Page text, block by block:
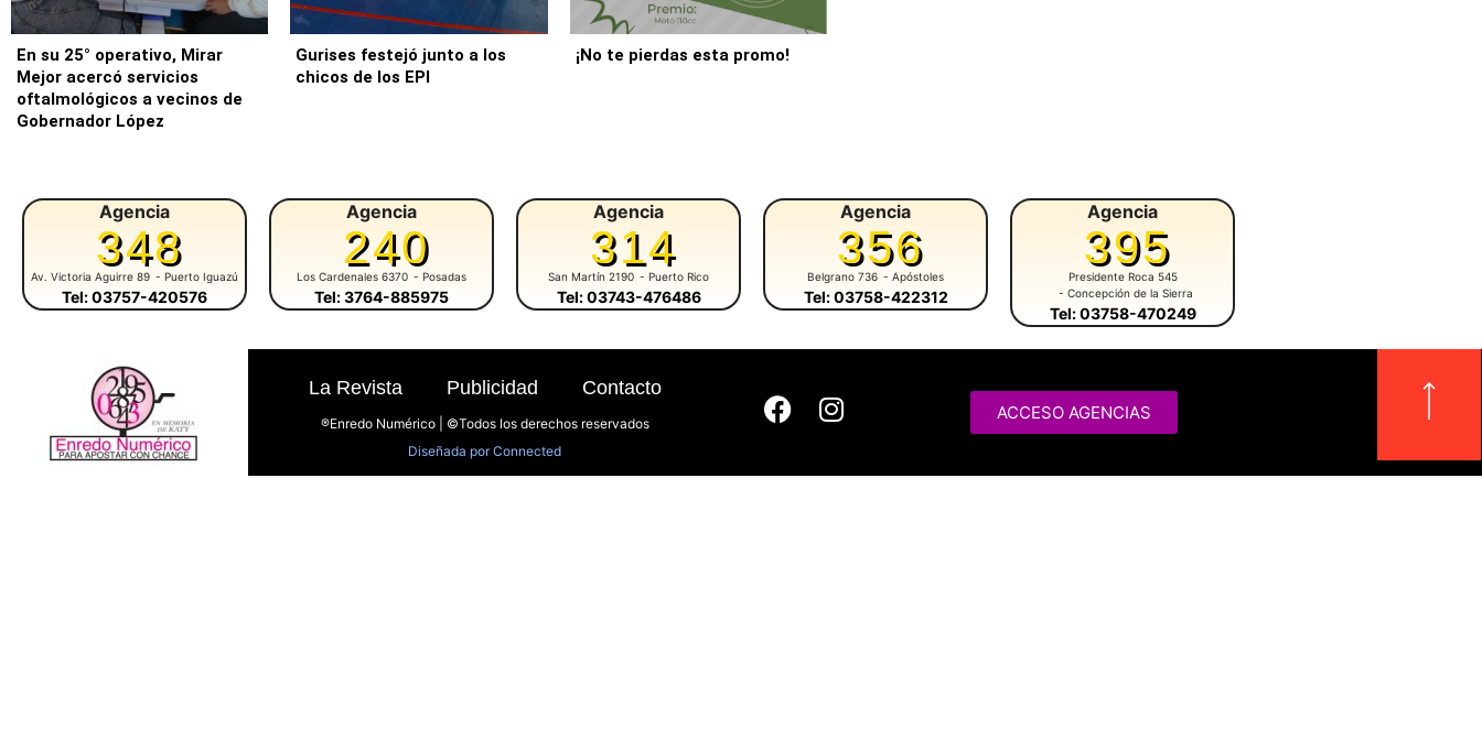
En su 25° operativo, Mirar
Mejor acercó servicios
oftalmológicos a vecinos de
Gobernador López
Gurises festejó junto a los
chicos de los EPI
¡No te pierdas esta promo!
Agencia
348
Av. Victoria Aguirre 89 - Puerto Iguazú
Tel: 03757-420576
Agencia
240
Los Cardenales 6370 - Posadas
Tel: 3764-885975
Agencia
314
San Martín 2190 - Puerto Rico
Tel: 03743-476486
Agencia
356
Belgrano 736 - Apóstoles
Tel: 03758-422312
Agencia
395
Presidente Roca 545
- Concepción de la Sierra
Tel: 03758-470249
La Revista Publicidad Contacto
®Enredo Numérico | ©Todos los derechos reservados
Diseñada porConnected
ACCESO AGENCIAS